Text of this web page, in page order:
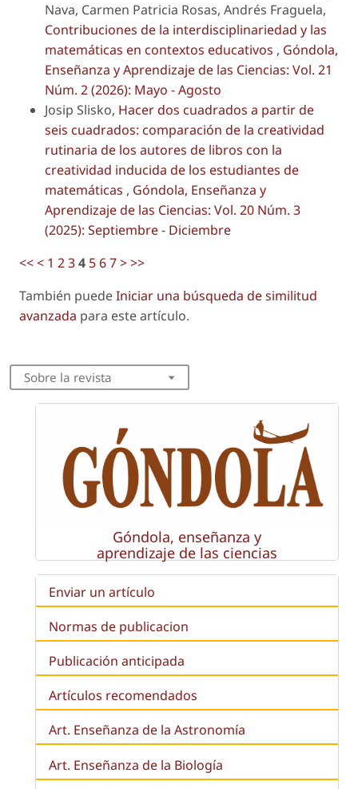
Nava, Carmen Patricia Rosas, Andrés Fraguela,
Contribuciones de la interdisciplinariedad y las
matemáticas en contextos educativos , Góndola,
Enseñanza y Aprendizaje de las Ciencias: Vol. 21
Núm. 2 (2026): Mayo - Agosto
Josip Slisko, Hacer dos cuadrados a partir de
seis cuadrados: comparación de la creatividad
rutinaria de los autores de libros con la
creatividad inducida de los estudiantes de
matemáticas , Góndola, Enseñanza y
Aprendizaje de las Ciencias: Vol. 20 Núm. 3
(2025): Septiembre - Diciembre
<<< 1 234 567>>>
También puedeIniciar una búsqueda de similitud
avanzada para este artículo.
Sobre la revista
Góndola, enseñanza y
aprendizaje de las ciencias
Enviar un artículo
Normas de publicacion
Publicación anticipada
Artículos recomendados
Art. Enseñanza de la Astronomía
Art. Enseñanza de la Biología